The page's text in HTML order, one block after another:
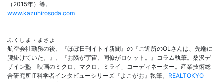
（2015年）等。
www.kazuhirosoda.com
ふくしま・まさよ
航空会社勤務の後、『ほぼ日刊イトイ新聞』の『ご近所のOLさんは、先端に
腰掛けていた。』、『お隣が宇宙、同僚がロケット。』コラム執筆。桑沢デ
ザイン塾「映画のミクロ、マクロ、ミライ」コーディネーター。産業技術総
合研究所IT科学者インタビューシリーズ『よこがお』執筆。 REALTOKYO